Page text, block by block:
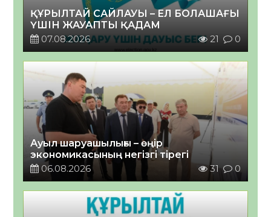
ҚҰРЫЛТАЙ САЙЛАУЫ – ЕЛ БОЛАШАҒЫ
ҮШІН ЖАУАПТЫ ҚАДАМ
07.08.2026
21 0
Ауыл шаруашылығы – өңір
экономикасының негізгі тірегі
06.08.2026
31 0